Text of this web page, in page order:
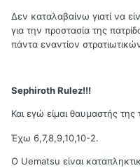
Δεν καταλαβαίνω γιατί να
για την προστασία της
πάντα εναντίον
Sephiroth Rulez!!!
Και εγώ είμαι θαυμαστής της
Έχω 6,7,8,9,10,10-2.
Ο Uematsu είναι